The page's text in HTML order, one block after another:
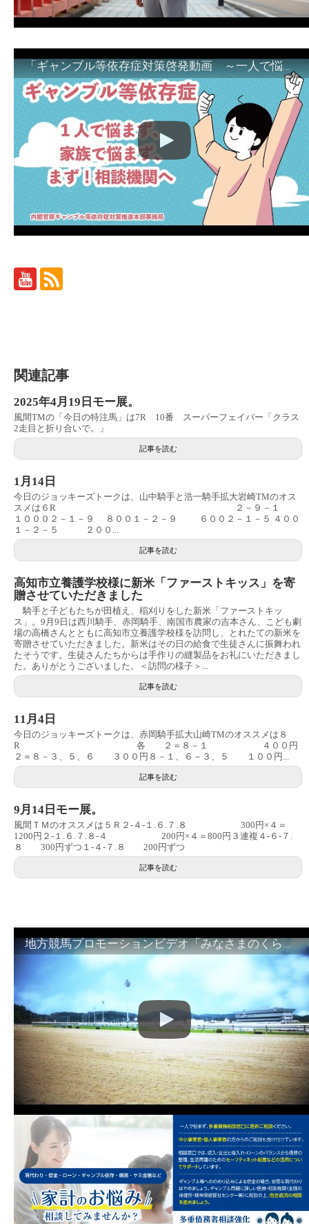
「ギャンブル等依存症対策啓発動画 ～一人で悩まず、家族で悩まず、まず！相談機関へ～」
関連記事
2025年4月19日モー展。
風間TMの「今日の特注馬」は7R 10番 スーパーフェイバー「クラス
2走目と折り合いで。」
記事を読む
1月14日
今日のジョッキーズトークは、山中騎手と浩一騎手拡大岩崎TMのオス
スメは６R ２－９－１
１０００２－１－９ ８００１－２－９ ６００２－１－５ ４００
１－２－５ ２００...
記事を読む
高知市立養護学校様に新米「ファーストキッス」を寄
贈させていただきました
騎手と子どもたちが田植え、稲刈りをした新米「ファーストキッ
ス」。9月9日は西川騎手、赤岡騎手、南国市農家の吉本さん、こども劇
場の高橋さんとともに高知市立養護学校様を訪問し、とれたての新米を
寄贈させていただきました。新米はその日の給食で生徒さんに振舞われ
たそうです。生徒さんたちからは手作りの縫製品をお礼にいただきまし
た。ありがとうございました。＜訪問の様子＞...
記事を読む
11月4日
今日のジョッキーズトークは、赤岡騎手拡大山崎TMのオススメは８
R 各 ２＝８－１ ４００円
２＝８－３、５、６ ３００円８－１、６－３、５ １００円...
記事を読む
9月14日モー展。
風間ＴＭのオススメは５Ｒ２‐４‐１.６.７.８ 300円×４＝
1200円２‐１.６.７.８‐４ 200円×４＝800円３連複４‐６‐７.
８ 300円ずつ１‐４‐７.８ 200円ずつ
記事を読む
地方競馬プロモーションビデオ「みなさまのくらしのために」30秒篇｜NAR公式